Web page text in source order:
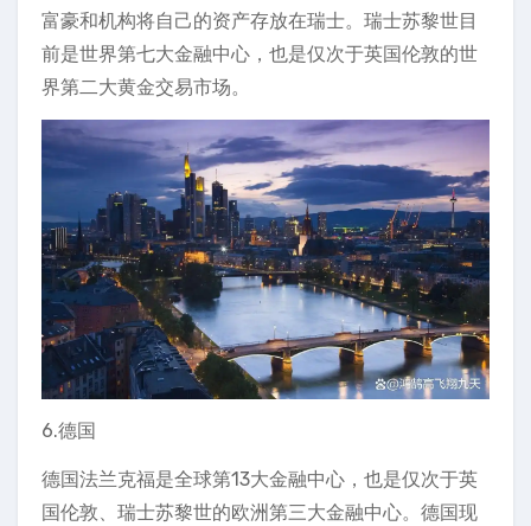
富豪和机构将自己的资产存放在瑞士。瑞士苏黎世目
前是世界第七大金融中心，也是仅次于英国伦敦的世
界第二大黄金交易市场。
6.德国
德国法兰克福是全球第13大金融中心，也是仅次于英
国伦敦、瑞士苏黎世的欧洲第三大金融中心。德国现